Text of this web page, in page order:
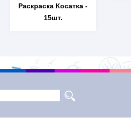
Раскраска Косатка -
15шт.